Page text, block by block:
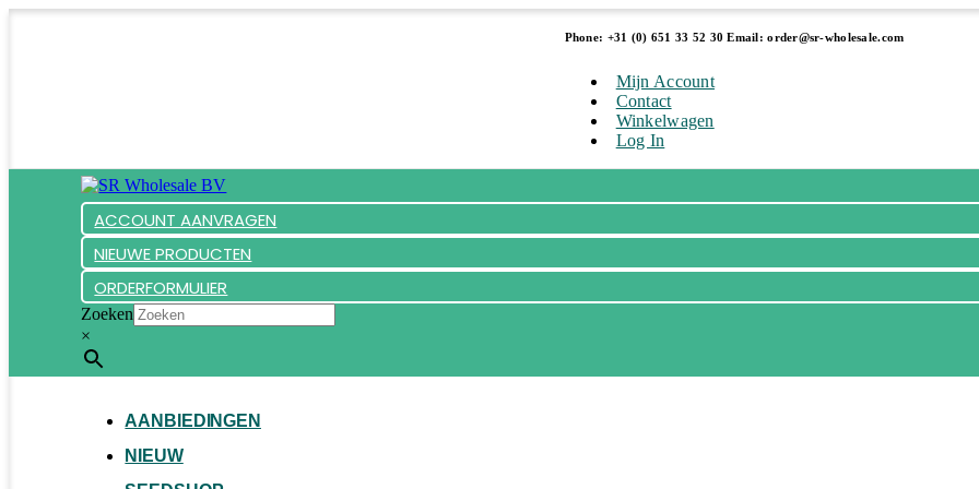
Phone: +31 (0) 651 33 52 30 Email: order@sr-wholesale.com
Mijn Account
Contact
Winkelwagen
Log In
ACCOUNT AANVRAGEN
NIEUWE PRODUCTEN
ORDERFORMULIER
Zoeken
×
AANBIEDINGEN
NIEUW